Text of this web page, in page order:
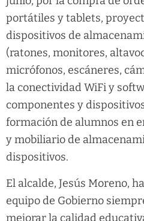
portátiles y tablets,
dispositivos de
(ratones, monitores,
micrófonos, escáneres,
la conectividad WiFi y
componentes y
formación de alumnos en
y mobiliario de
dispositivos.
El alcalde, Jesús Moreno,
equipo de Gobierno
mejorar la calidad